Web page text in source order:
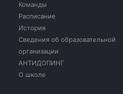
Команды
Расписание
История
Сведения об образовательной
организации
АНТИДОПИНГ
О школе